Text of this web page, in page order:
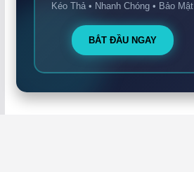
Kéo Thả • Nhanh Chóng • Bảo Mật
BẮT ĐẦU NGAY